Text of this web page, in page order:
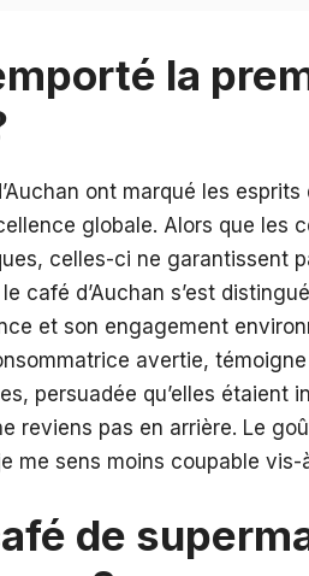
la
ont marqué les
globale. Alors que les
celles-ci ne garantissent
café d’Auchan s’est
et son engagement
avertie, témoigne
persuadée qu’elles étaient
reviens pas en arrière. Le
me sens moins coupable vis-
de